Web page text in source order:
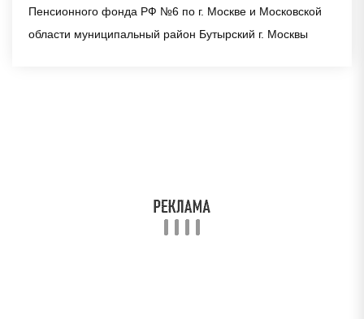
Пенсионного фонда РФ №6 по г. Москве и Московской
области муниципальный район Бутырский г. Москвы